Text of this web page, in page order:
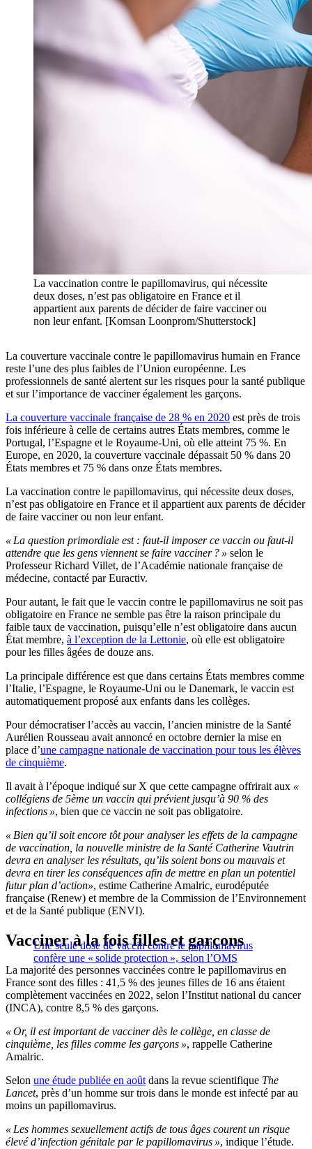
La vaccination contre le papillomavirus, qui nécessite
deux doses, n’est pas obligatoire en France et il
appartient aux parents de décider de faire vacciner ou
non leur enfant. [Komsan Loonprom/Shutterstock]
La couverture vaccinale contre le papillomavirus humain en France
reste l’une des plus faibles de l’Union européenne. Les
professionnels de santé alertent sur les risques pour la santé publique
et sur l’importance de vacciner également les garçons.
La couverture vaccinale française de 28 % en 2020 est près de trois
fois inférieure à celle de certains autres États membres, comme le
Portugal, l’Espagne et le Royaume-Uni, où elle atteint 75 %. En
Europe, en 2020, la couverture vaccinale dépassait 50 % dans 20
États membres et 75 % dans onze États membres.
La vaccination contre le papillomavirus, qui nécessite deux doses,
n’est pas obligatoire en France et il appartient aux parents de décider
de faire vacciner ou non leur enfant.
« La question primordiale est : faut-il imposer ce vaccin ou faut-il
attendre que les gens viennent se faire vacciner ? » selon le
Professeur Richard Villet, de l’Académie nationale française de
médecine, contacté par Euractiv.
Pour autant, le fait que le vaccin contre le papillomavirus ne soit pas
obligatoire en France ne semble pas être la raison principale du
faible taux de vaccination, puisqu’elle n’est obligatoire dans aucun
État membre, à l’exception de la Lettonie, où elle est obligatoire
pour les filles âgées de douze ans.
La principale différence est que dans certains États membres comme
l’Italie, l’Espagne, le Royaume-Uni ou le Danemark, le vaccin est
automatiquement proposé aux enfants dans les collèges.
Pour démocratiser l’accès au vaccin, l’ancien ministre de la Santé
Aurélien Rousseau avait annoncé en octobre dernier la mise en
place d’une campagne nationale de vaccination pour tous les élèves
de cinquième.
Il avait à l’époque indiqué sur X que cette campagne offrirait aux «
collégiens de 5ème un vaccin qui prévient jusqu’à 90 % des
infections », bien que ce vaccin ne soit pas obligatoire.
« Bien qu’il soit encore tôt pour analyser les effets de la campagne
de vaccination, la nouvelle ministre de la Santé Catherine Vautrin
devra en analyser les résultats, qu’ils soient bons ou mauvais et
devra en tirer les conséquences afin de mettre en plan un potentiel
futur plan d’action», estime Catherine Amalric, eurodéputée
française (Renew) et membre de la Commission de l’Environnement
et de la Santé publique (ENVI).
Une seule dose de vaccin contre le papillomavirus
confère une « solide protection », selon l’OMS
Vacciner à la fois filles et garçons
La majorité des personnes vaccinées contre le papillomavirus en
France sont des filles : 41,5 % des jeunes filles de 16 ans étaient
complètement vaccinées en 2022, selon l’Institut national du cancer
(INCA), contre 8,5 % des garçons.
« Or, il est important de vacciner dès le collège, en classe de
cinquième, les filles comme les garçons », rappelle Catherine
Amalric.
Selon une étude publiée en août dans la revue scientifique The
Lancet, près d’un homme sur trois dans le monde est infecté par au
moins un papillomavirus.
« Les hommes sexuellement actifs de tous âges courent un risque
élevé d’infection génitale par le papillomavirus », indique l’étude.